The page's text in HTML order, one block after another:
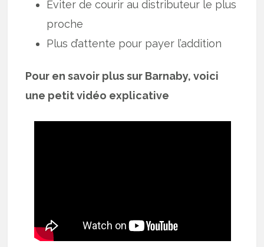
Eviter de courir au distributeur le plus
proche
Plus d’attente pour payer l’addition
Pour en savoir plus sur Barnaby, voici
une petit vidéo explicative